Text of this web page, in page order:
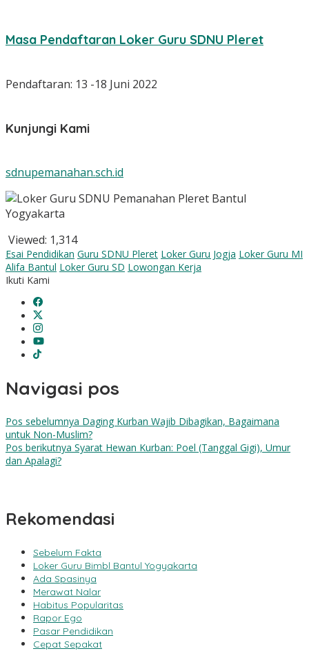
Masa Pendaftaran Loker Guru SDNU Pleret
Pendaftaran: 13 -18 Juni 2022
Kunjungi Kami
sdnupemanahan.sch.id
Viewed: 1,314
Esai Pendidikan Guru SDNU Pleret Loker Guru Jogja Loker Guru MI
Alifa Bantul Loker Guru SD Lowongan Kerja
Ikuti Kami
Navigasi pos
Pos sebelumnya Daging Kurban Wajib Dibagikan, Bagaimana
untuk Non-Muslim?
Pos berikutnya Syarat Hewan Kurban: Poel (Tanggal Gigi), Umur
dan Apalagi?
Rekomendasi
Sebelum Fakta
Loker Guru Bimbl Bantul Yogyakarta
Ada Spasinya
Merawat Nalar
Habitus Popularitas
Rapor Ego
Pasar Pendidikan
Cepat Sepakat